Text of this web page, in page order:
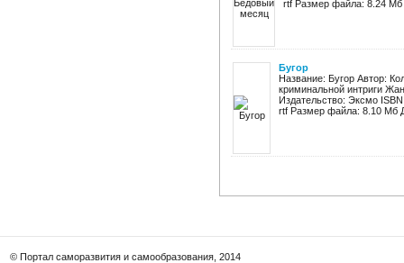
rtf Размер файла: 8.24 Мб
Бугор
Название: Бугор Автор:
криминальной интриги
Издательство: Эксмо
rtf Размер файла: 8.10 Мб
© Портал саморазвития и самообразования, 2014